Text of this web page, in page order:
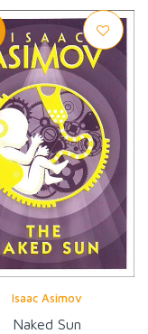
Isaac Asimov
Naked Sun